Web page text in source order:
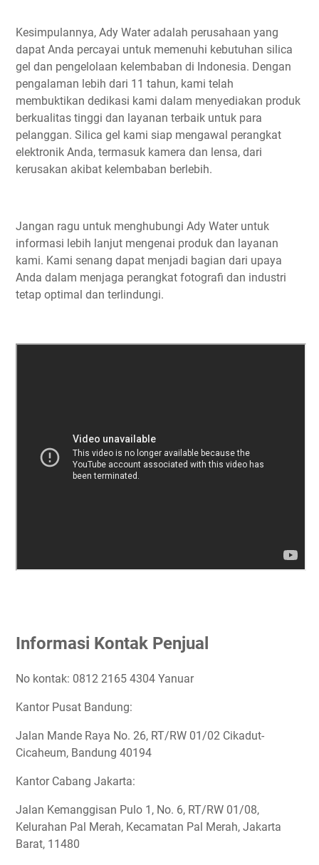
Kesimpulannya, Ady Water adalah perusahaan yang
dapat Anda percayai untuk memenuhi kebutuhan silica
gel dan pengelolaan kelembaban di Indonesia. Dengan
pengalaman lebih dari 11 tahun, kami telah
membuktikan dedikasi kami dalam menyediakan produk
berkualitas tinggi dan layanan terbaik untuk para
pelanggan. Silica gel kami siap mengawal perangkat
elektronik Anda, termasuk kamera dan lensa, dari
kerusakan akibat kelembaban berlebih.
Jangan ragu untuk menghubungi Ady Water untuk
informasi lebih lanjut mengenai produk dan layanan
kami. Kami senang dapat menjadi bagian dari upaya
Anda dalam menjaga perangkat fotografi dan industri
tetap optimal dan terlindungi.
Informasi Kontak Penjual
No kontak: 0812 2165 4304 Yanuar
Kantor Pusat Bandung:
Jalan Mande Raya No. 26, RT/RW 01/02 Cikadut-
Cicaheum, Bandung 40194
Kantor Cabang Jakarta:
Jalan Kemanggisan Pulo 1, No. 6, RT/RW 01/08,
Kelurahan Pal Merah, Kecamatan Pal Merah, Jakarta
Barat, 11480